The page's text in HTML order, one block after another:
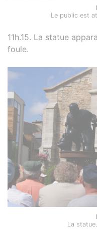
Le public est
11h.15. La statue
foule.
La